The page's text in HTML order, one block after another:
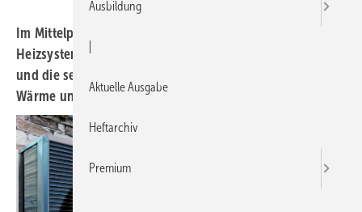
Im Mittelpunkt der SHK+E Essen stehen hybride
Heizsysteme, Wärmepumpen, smarte Sanitärlösungen
und die sektorübergreifende Verknüpfung von Elektro,
Wärme und Mobilität.
Ausbildung
Aktuelle Ausgabe
Heftarchiv
Premium